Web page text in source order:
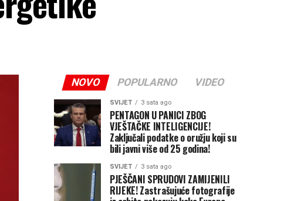
NOVO POPULARNO VIDEO
SVIJET 3 sata ago
PENTAGON U PANICI ZBOG
VJEŠTAČKE INTELIGENCIJE!
Zaključali podatke o oružju koji su
bili javni više od 25 godina!
SVIJET 3 sata ago
PJEŠČANI SPRUDOVI ZAMIJENILI
RIJEKE! Zastrašujuće fotografije